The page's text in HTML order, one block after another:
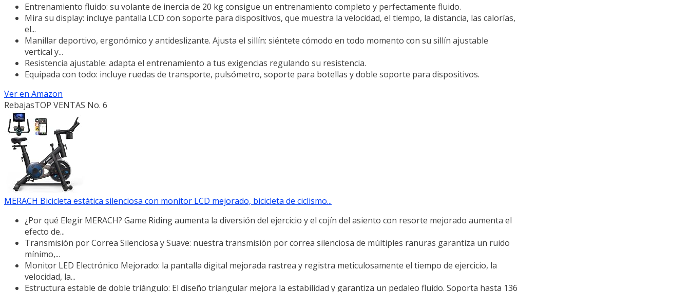
Entrenamiento fluido: su volante de inercia de 20 kg consigue un entrenamiento completo y perfectamente fluido.
Mira su display: incluye pantalla LCD con soporte para dispositivos, que muestra la velocidad, el tiempo, la distancia, las calorías,
el...
Manillar deportivo, ergonómico y antideslizante. Ajusta el sillín: siéntete cómodo en todo momento con su sillín ajustable
vertical y...
Resistencia ajustable: adapta el entrenamiento a tus exigencias regulando su resistencia.
Equipada con todo: incluye ruedas de transporte, pulsómetro, soporte para botellas y doble soporte para dispositivos.
Ver en Amazon
RebajasTOP VENTAS No. 6
MERACH Bicicleta estática silenciosa con monitor LCD mejorado, bicicleta de ciclismo...
¿Por qué Elegir MERACH? Game Riding aumenta la diversión del ejercicio y el cojín del asiento con resorte mejorado aumenta el
efecto de...
Transmisión por Correa Silenciosa y Suave: nuestra transmisión por correa silenciosa de múltiples ranuras garantiza un ruido
mínimo,...
Monitor LED Electrónico Mejorado: la pantalla digital mejorada rastrea y registra meticulosamente el tiempo de ejercicio, la
velocidad, la...
Estructura estable de doble triángulo: El diseño triangular mejora la estabilidad y garantiza un pedaleo fluido. Soporta hasta 136